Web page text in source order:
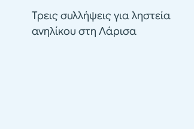
Τρεις συλλήψεις για ληστεία
ανηλίκου στη Λάρισα